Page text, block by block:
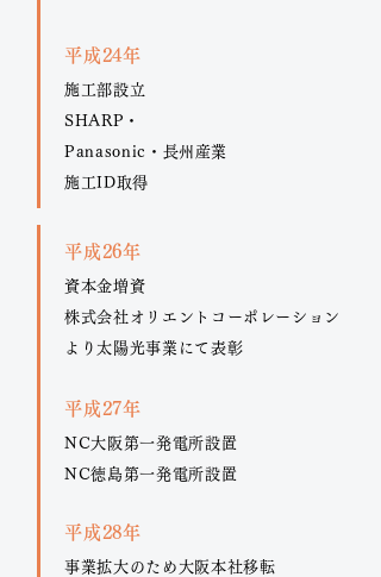
平成24年
施工部設立
SHARP・
Panasonic・長州産業
施工ID取得
平成26年
資本金増資
株式会社オリエントコーポレーション
より太陽光事業にて表彰
平成27年
NC大阪第一発電所設置
NC徳島第一発電所設置
平成28年
事業拡大のため大阪本社移転